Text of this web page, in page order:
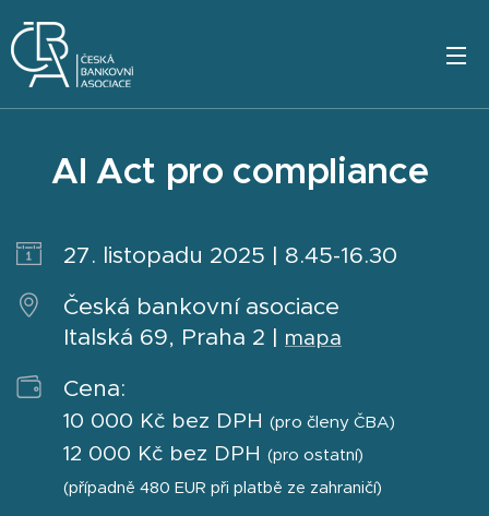
AI Act pro compliance
27. listopadu 2025 | 8.45-16.30
Česká bankovní asociace
Italská 69, Praha 2 | mapa
Cena:
10 000 Kč bez DPH (pro členy ČBA)
12 000 Kč bez DPH (pro ostatní)
(případně 480 EUR při platbě ze zahraničí)